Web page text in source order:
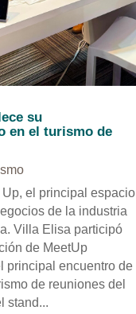
su
en el turismo de
el principal espacio
de la industria
Villa Elisa participó
de MeetUp
principal encuentro de
de reuniones del
stand...